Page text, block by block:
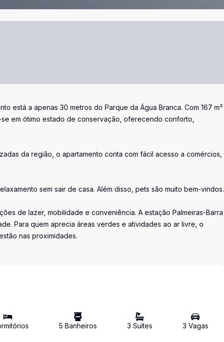
está a apenas 30 metros do Parque da Água Branca. Com 167 m²
em ótimo estado de conservação, oferecendo conforto,
da região, o apartamento conta com fácil acesso a comércios,
sem sair de casa. Além disso, pets são muito bem-vindos.
de lazer, mobilidade e conveniência. A estação Palmeiras-Barra
Para quem aprecia áreas verdes e atividades ao ar livre, o
nas proximidades.
s 5 Banheiros 3 Suítes 3 Vagas